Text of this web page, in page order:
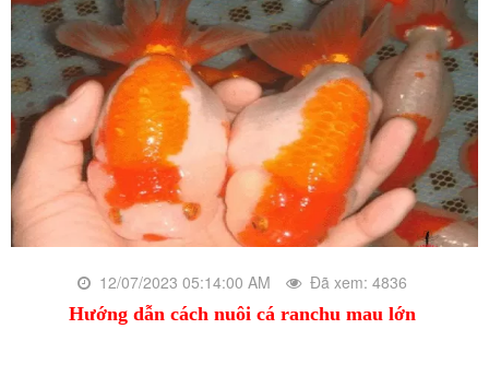
12/07/2023 05:14:00 AM Đã xem: 4836
Hướng dẫn cách nuôi cá ranchu mau lớn